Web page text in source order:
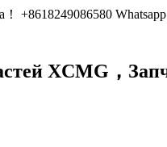
+8618249086580
XCMG，